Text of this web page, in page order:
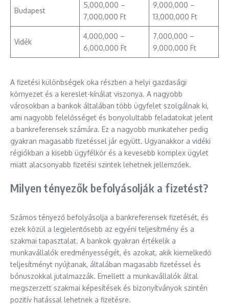
Budapest
5,000,000 –
7,000,000 Ft
9,000,000 –
13,000,000 Ft
Vidék
4,000,000 –
6,000,000 Ft
7,000,000 –
9,000,000 Ft
A fizetési különbségek oka részben a helyi gazdasági
környezet és a kereslet-kínálat viszonya. A nagyobb
városokban a bankok általában több ügyfelet szolgálnak ki,
ami nagyobb felelősséget és bonyolultabb feladatokat jelent
a bankreferensek számára. Ez a nagyobb munkateher pedig
gyakran magasabb fizetéssel jár együtt. Ugyanakkor a vidéki
régiókban a kisebb ügyfélkör és a kevesebb komplex ügylet
miatt alacsonyabb fizetési szintek lehetnek jellemzőek.
Milyen tényezők befolyásolják a fizetést?
Számos tényező befolyásolja a bankreferensek fizetését, és
ezek közül a legjelentősebb az egyéni teljesítmény és a
szakmai tapasztalat. A bankok gyakran értékelik a
munkavállalók eredményességét, és azokat, akik kiemelkedő
teljesítményt nyújtanak, általában magasabb fizetéssel és
bónuszokkal jutalmazzák. Emellett a munkavállalók által
megszerzett szakmai képesítések és bizonyítványok szintén
pozitív hatással lehetnek a fizetésre.